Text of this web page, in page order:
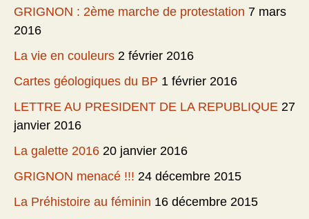
GRIGNON : 2ème marche de protestation 7 mars
2016
La vie en couleurs 2 février 2016
Cartes géologiques du BP 1 février 2016
LETTRE AU PRESIDENT DE LA REPUBLIQUE 27
janvier 2016
La galette 2016 20 janvier 2016
GRIGNON menacé !!! 24 décembre 2015
La Préhistoire au féminin 16 décembre 2015